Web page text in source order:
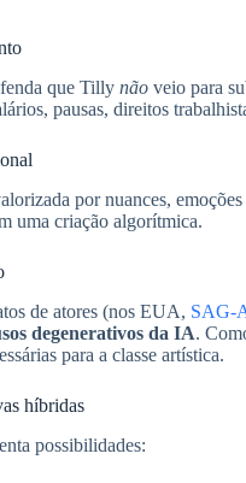
que Tilly não veio para
pausas, direitos
por nuances,
uma criação algorítmica.
de atores (nos EUA, SAG-
degenerativos da IA.
para a classe artística.
híbridas
possibilidades: